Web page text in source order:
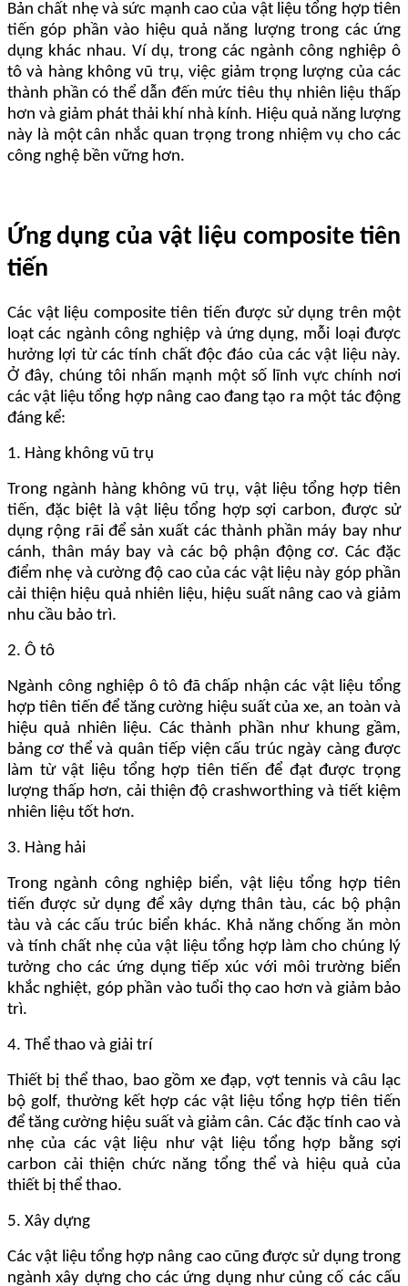
Bản chất nhẹ và sức mạnh cao của vật liệu tổng hợp tiên
tiến góp phần vào hiệu quả năng lượng trong các ứng
dụng khác nhau. Ví dụ, trong các ngành công nghiệp ô
tô và hàng không vũ trụ, việc giảm trọng lượng của các
thành phần có thể dẫn đến mức tiêu thụ nhiên liệu thấp
hơn và giảm phát thải khí nhà kính. Hiệu quả năng lượng
này là một cân nhắc quan trọng trong nhiệm vụ cho các
công nghệ bền vững hơn.
Ứng dụng của vật liệu composite tiên
tiến
Các vật liệu composite tiên tiến được sử dụng trên một
loạt các ngành công nghiệp và ứng dụng, mỗi loại được
hưởng lợi từ các tính chất độc đáo của các vật liệu này.
Ở đây, chúng tôi nhấn mạnh một số lĩnh vực chính nơi
các vật liệu tổng hợp nâng cao đang tạo ra một tác động
đáng kể:
1. Hàng không vũ trụ
Trong ngành hàng không vũ trụ, vật liệu tổng hợp tiên
tiến, đặc biệt là vật liệu tổng hợp sợi carbon, được sử
dụng rộng rãi để sản xuất các thành phần máy bay như
cánh, thân máy bay và các bộ phận động cơ. Các đặc
điểm nhẹ và cường độ cao của các vật liệu này góp phần
cải thiện hiệu quả nhiên liệu, hiệu suất nâng cao và giảm
nhu cầu bảo trì.
2. Ô tô
Ngành công nghiệp ô tô đã chấp nhận các vật liệu tổng
hợp tiên tiến để tăng cường hiệu suất của xe, an toàn và
hiệu quả nhiên liệu. Các thành phần như khung gầm,
bảng cơ thể và quân tiếp viện cấu trúc ngày càng được
làm từ vật liệu tổng hợp tiên tiến để đạt được trọng
lượng thấp hơn, cải thiện độ crashworthing và tiết kiệm
nhiên liệu tốt hơn.
3. Hàng hải
Trong ngành công nghiệp biển, vật liệu tổng hợp tiên
tiến được sử dụng để xây dựng thân tàu, các bộ phận
tàu và các cấu trúc biển khác. Khả năng chống ăn mòn
và tính chất nhẹ của vật liệu tổng hợp làm cho chúng lý
tưởng cho các ứng dụng tiếp xúc với môi trường biển
khắc nghiệt, góp phần vào tuổi thọ cao hơn và giảm bảo
trì.
4. Thể thao và giải trí
Thiết bị thể thao, bao gồm xe đạp, vợt tennis và câu lạc
bộ golf, thường kết hợp các vật liệu tổng hợp tiên tiến
để tăng cường hiệu suất và giảm cân. Các đặc tính cao và
nhẹ của các vật liệu như vật liệu tổng hợp bằng sợi
carbon cải thiện chức năng tổng thể và hiệu quả của
thiết bị thể thao.
5. Xây dựng
Các vật liệu tổng hợp nâng cao cũng được sử dụng trong
ngành xây dựng cho các ứng dụng như củng cố các cấu